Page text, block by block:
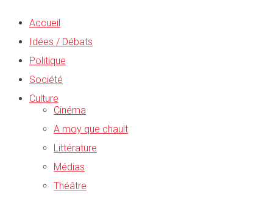
Accueil
Idées / Débats
Politique
Société
Culture
Cinéma
A moy que chault
Littérature
Médias
Théâtre